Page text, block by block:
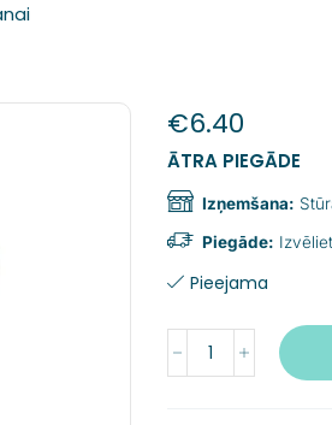
€6.40
ĀTRA PIEGĀDE
Izņemšana:
Piegāde:
Pieejama